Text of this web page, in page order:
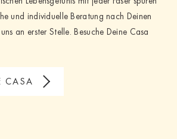
und individuelle Beratung nach Deinen
an erster Stelle. Besuche Deine Casa
CASA